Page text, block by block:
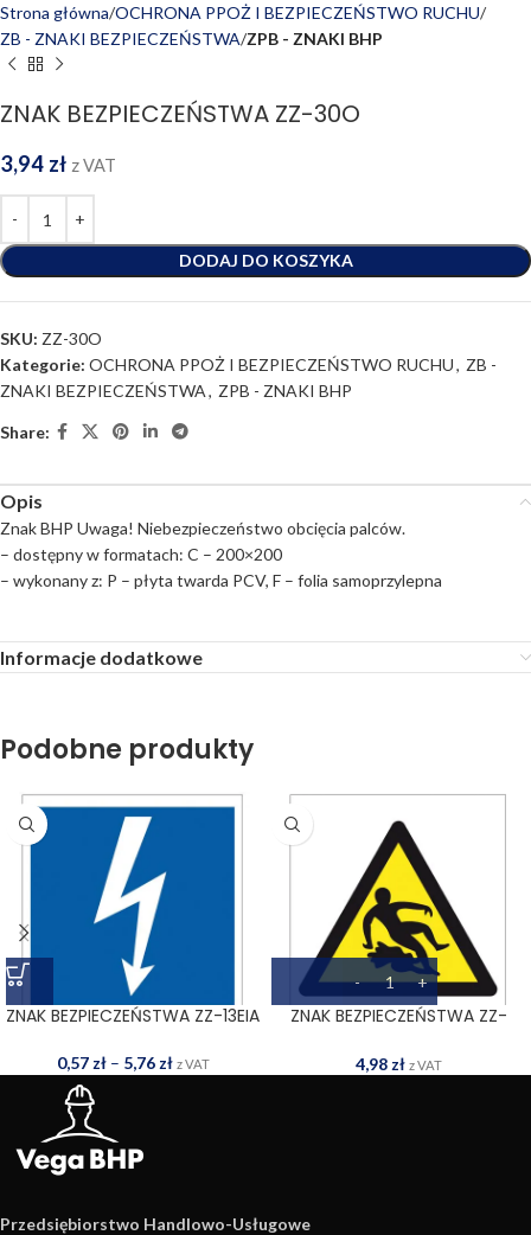
Strona główna OCHRONA PPOŻ I BEZPIECZEŃSTWO RUCHU
ZB - ZNAKI BEZPIECZEŃSTWA ZPB - ZNAKI BHP
ZNAK BEZPIECZEŃSTWA ZZ-30O
3,94 zł z VAT
DODAJ DO KOSZYKA
SKU: ZZ-30O
Kategorie: OCHRONA PPOŻ I BEZPIECZEŃSTWO RUCHU, ZB -
ZNAKI BEZPIECZEŃSTWA, ZPB - ZNAKI BHP
Share:
Opis
Znak BHP Uwaga! Niebezpieczeństwo obcięcia palców.
– dostępny w formatach: C – 200×200
– wykonany z: P – płyta twarda PCV, F – folia samoprzylepna
Informacje dodatkowe
Podobne produkty
ZNAK BEZPIECZEŃSTWA ZZ-13EIA
0,57 zł – 5,76 zł z VAT
ZNAK BEZPIECZEŃSTWA ZZ-
4,98 zł z VAT
Przedsiębiorstwo Handlowo­-Usługowe